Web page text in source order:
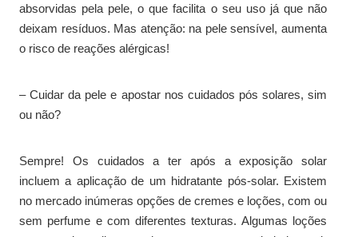
absorvidas pela pele, o que facilita o seu uso já que não
deixam resíduos. Mas atenção: na pele sensível, aumenta
o risco de reações alérgicas!
– Cuidar da pele e apostar nos cuidados pós solares, sim
ou não?
Sempre! Os cuidados a ter após a exposição solar
incluem a aplicação de um hidratante pós-solar. Existem
no mercado inúmeras opções de cremes e loções, com ou
sem perfume e com diferentes texturas. Algumas loções